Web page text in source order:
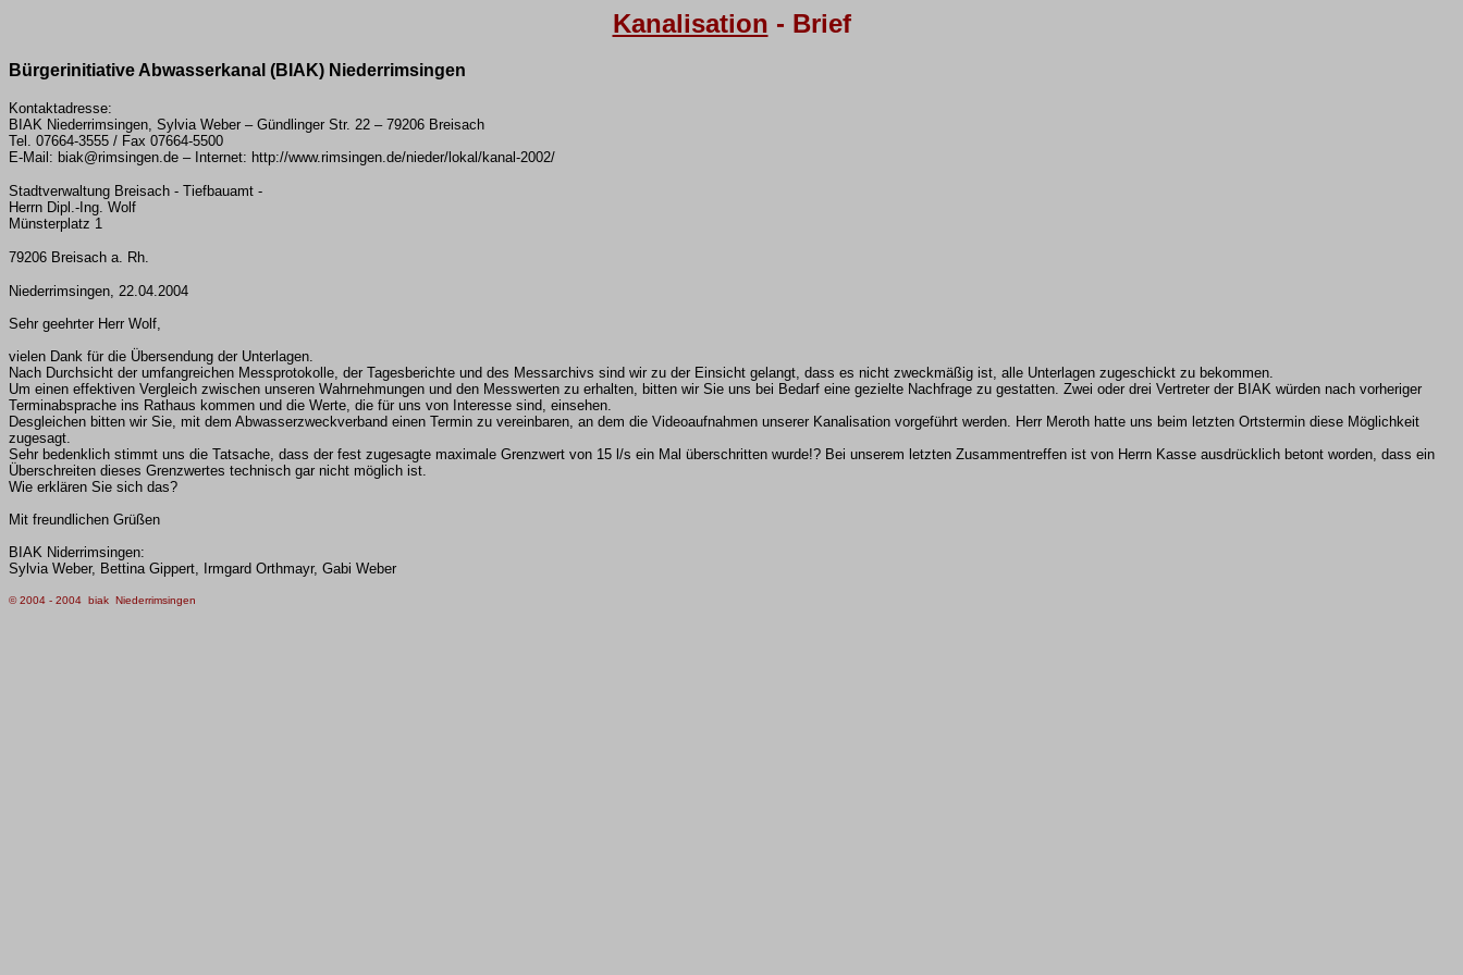
Kanalisation - Brief
Bürgerinitiative Abwasserkanal (BIAK) Niederrimsingen
Kontaktadresse:
BIAK Niederrimsingen, Sylvia Weber – Gündlinger Str. 22 – 79206 Breisach
Tel. 07664-3555 / Fax 07664-5500
E-Mail: biak@rimsingen.de – Internet: http://www.rimsingen.de/nieder/lokal/kanal-2002/
Stadtverwaltung Breisach - Tiefbauamt -
Herrn Dipl.-Ing. Wolf
Münsterplatz 1
79206 Breisach a. Rh.
Niederrimsingen, 22.04.2004
Sehr geehrter Herr Wolf,
vielen Dank für die Übersendung der Unterlagen.
Nach Durchsicht der umfangreichen Messprotokolle, der Tagesberichte und des Messarchivs sind wir zu der Einsicht gelangt, dass es nicht zweckmäßig ist, alle Unterlagen zugeschickt zu bekommen.
Um einen effektiven Vergleich zwischen unseren Wahrnehmungen und den Messwerten zu erhalten, bitten wir Sie uns bei Bedarf eine gezielte Nachfrage zu gestatten. Zwei oder drei Vertreter der BIAK würden nach vorheriger
Terminabsprache ins Rathaus kommen und die Werte, die für uns von Interesse sind, einsehen.
Desgleichen bitten wir Sie, mit dem Abwasserzweckverband einen Termin zu vereinbaren, an dem die Videoaufnahmen unserer Kanalisation vorgeführt werden. Herr Meroth hatte uns beim letzten Ortstermin diese Möglichkeit
zugesagt.
Sehr bedenklich stimmt uns die Tatsache, dass der fest zugesagte maximale Grenzwert von 15 l/s ein Mal überschritten wurde!? Bei unserem letzten Zusammentreffen ist von Herrn Kasse ausdrücklich betont worden, dass ein
Überschreiten dieses Grenzwertes technisch gar nicht möglich ist.
Wie erklären Sie sich das?
Mit freundlichen Grüßen
BIAK Niderrimsingen:
Sylvia Weber, Bettina Gippert, Irmgard Orthmayr, Gabi Weber
© 2004 - 2004 biak Niederrimsingen